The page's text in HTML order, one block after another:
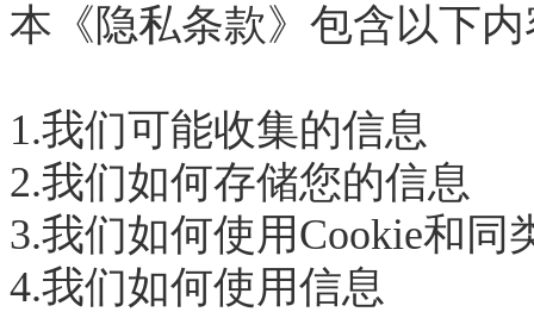
本《隐私条款》包含以下
1.我们可能收集的信息
2.我们如何存储您的信息
3.我们如何使用Cookie和同
4.我们如何使用信息